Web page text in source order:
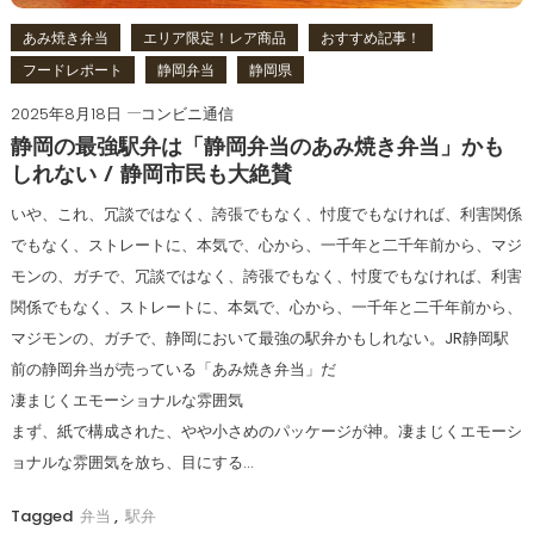
あみ焼き弁当 エリア限定！レア商品
おすすめ記事！
フードレポート
静岡弁当 静岡県
2025年8月18日
コンビニ通信
静岡の最強駅弁は「静岡弁当のあみ焼き弁当」かも
しれない / 静岡市民も大絶賛
いや、これ、冗談ではなく、誇張でもなく、忖度でもなければ、利害関係
でもなく、ストレートに、本気で、心から、一千年と二千年前から、マジ
モンの、ガチで、冗談ではなく、誇張でもなく、忖度でもなければ、利害
関係でもなく、ストレートに、本気で、心から、一千年と二千年前から、
マジモンの、ガチで、静岡において最強の駅弁かもしれない。JR静岡駅
前の静岡弁当が売っている「あみ焼き弁当」だ
凄まじくエモーショナルな雰囲気
まず、紙で構成された、やや小さめのパッケージが神。凄まじくエモーシ
ョナルな雰囲気を放ち、目にする…
Tagged 弁当 , 駅弁